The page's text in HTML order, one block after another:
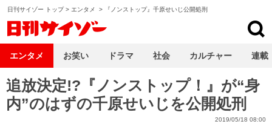
日刊サイゾー トップ> エンタメ > 『ノンストップ』千原せいじ公開処刑
追放決定!?『ノンストップ！』が“身
内”のはずの千原せいじを公開処刑
2019/05/18 08:00
エンタメ お笑い ドラマ 社会 カルチャー 連載